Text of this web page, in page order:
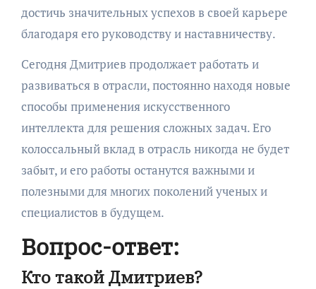
достичь значительных успехов в своей карьере
благодаря его руководству и наставничеству.
Сегодня Дмитриев продолжает работать и
развиваться в отрасли, постоянно находя новые
способы применения искусственного
интеллекта для решения сложных задач. Его
колоссальный вклад в отрасль никогда не будет
забыт, и его работы останутся важными и
полезными для многих поколений ученых и
специалистов в будущем.
Вопрос-ответ:
Кто такой Дмитриев?